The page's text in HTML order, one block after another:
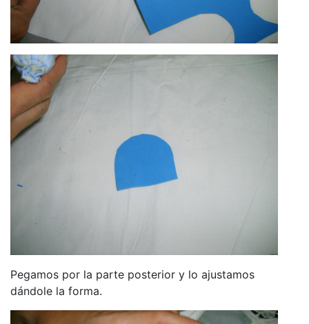
Pegamos por la parte posterior y lo ajustamos
dándole la forma.